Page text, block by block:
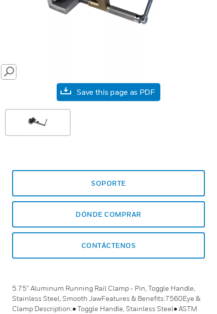
SEARCH
Save this page as PDF
SOPORTE
DÓNDE COMPRAR
CONTÁCTENOS
5.75” Aluminum Running Rail Clamp - Pin, Toggle Handle,
Stainless Steel, Smooth JawFeatures & Benefits:7560Eye &
Clamp Description:● Toggle Handle, Stainless Steel● ASTM